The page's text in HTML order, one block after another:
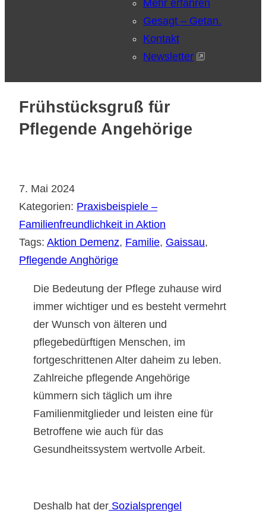
Mehr erfahren
Gesagt – Getan.
Kontakt
Newsletter
Frühstücksgruß für
Pflegende Angehörige
7. Mai 2024
Kategorien: Praxisbeispiele –
Familienfreundlichkeit in Aktion
Tags: Aktion Demenz, Familie, Gaissau
Pflegende Anghörige
Die Bedeutung der Pflege zuhause wird
immer wichtiger und es besteht vermehrt
der Wunsch von älteren und
pflegebedürftigen Menschen, im
fortgeschrittenen Alter daheim zu leben.
Zahlreiche pflegende Angehörige
kümmern sich täglich um ihre
Familienmitglieder und leisten eine für
Betroffene wie auch für das
Gesundheitssystem wertvolle Arbeit.
Deshalb hat der Sozialsprengel